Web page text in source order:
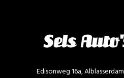
Edisonweg 16a, Alblasserdam